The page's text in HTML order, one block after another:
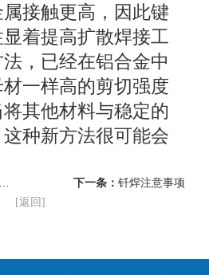
接触更高，因此键
着提高扩散焊接工
，已经在铝合金中
一样高的剪切强度
将其他材料与稳定的
种新方法很可能会
下一条： 钎焊注意事项
[返回]